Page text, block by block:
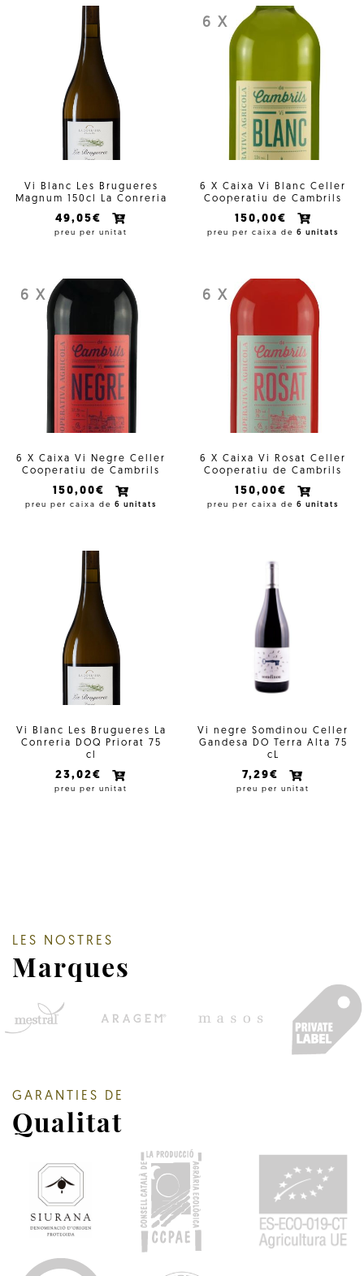
Vi Blanc Les Brugueres
Magnum 150cl La Conreria
49,05€
preu per unitat
6 X
6 X Caixa Vi Blanc Celler
Cooperatiu de Cambrils
150,00€
preu per caixa de 6 unitats
6 X
6 X Caixa Vi Negre Celler
Cooperatiu de Cambrils
150,00€
preu per caixa de 6 unitats
6 X
6 X Caixa Vi Rosat Celler
Cooperatiu de Cambrils
150,00€
preu per caixa de 6 unitats
Vi Blanc Les Brugueres La
Conreria DOQ Priorat 75
cl
23,02€
preu per unitat
Vi negre Somdinou Celler
Gandesa DO Terra Alta 75
cL
7,29€
preu per unitat
LES NOSTRES
Marques
GARANTIES DE
Qualitat